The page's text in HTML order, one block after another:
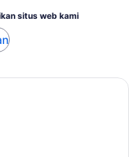
situs web kami